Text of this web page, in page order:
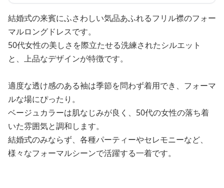
結婚式の来賓にふさわしい気品あふれるフリル襟のフォー
マルロングドレスです。
50代女性の美しさを際立たせる洗練されたシルエット
と、上品なデザインが特徴です。
適度な透け感のある袖は季節を問わず着用でき、フォーマ
ルな場にぴったり。
ベージュカラーは肌なじみが良く、50代の女性の落ち着
いた雰囲気と調和します。
結婚式のみならず、各種パーティーやセレモニーなど、
様々なフォーマルシーンで活躍する一着です。